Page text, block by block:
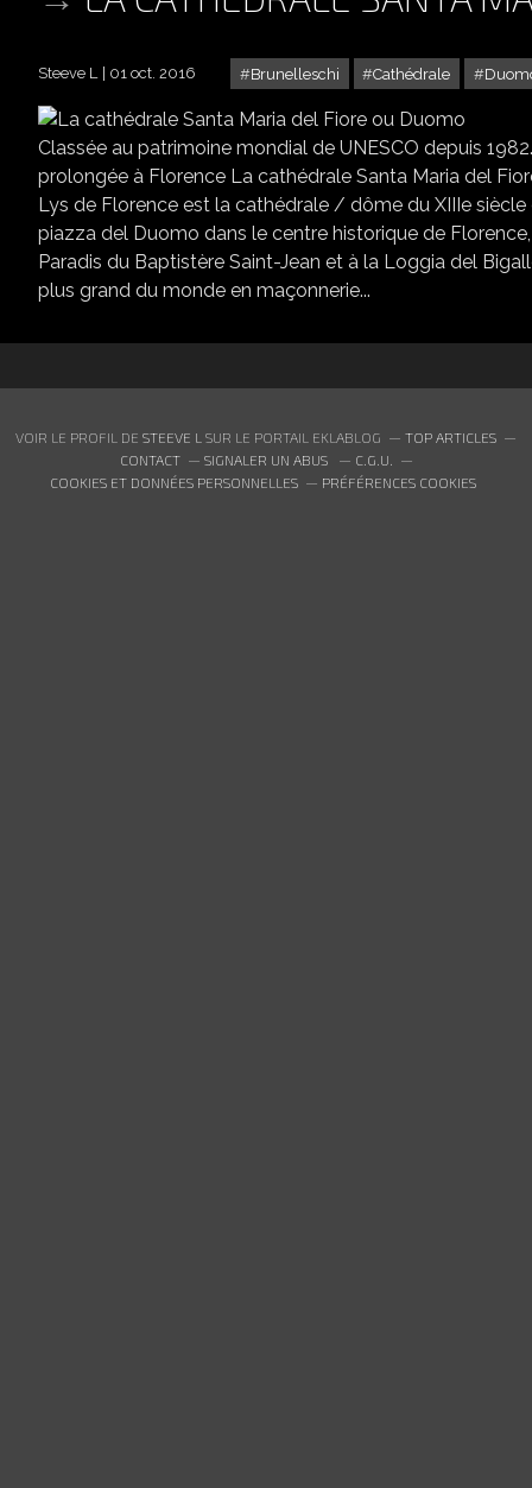
Brunelleschi Cathédrale
Steeve L 01 oct. 2016
Classée au patrimoine mondial de UNESCO depuis
prolongée à Florence La cathédrale Santa Maria del
Lys de Florence est la cathédrale / dôme du XIIIe
piazza del Duomo dans le centre historique de
Paradis du Baptistère Saint-Jean et à la Loggia del
plus grand du monde en maçonnerie...
VOIR LE PROFIL DE STEEVE L SUR LE PORTAIL EKLABLOG
TOP ARTICLES
CONTACT
SIGNALER UN ABUS
C.G.U.
COOKIES ET DONNÉES PERSONNELLES
PRÉFÉRENCES COOKIES